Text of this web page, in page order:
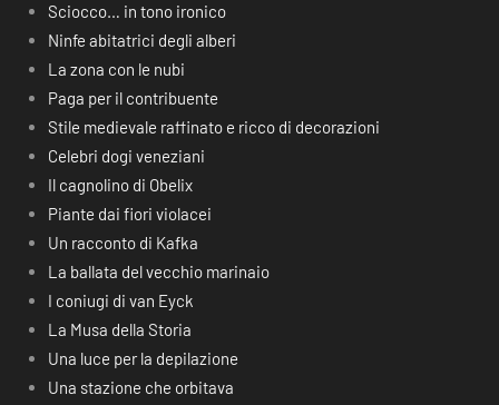
Sciocco… in tono ironico
Ninfe abitatrici degli alberi
La zona con le nubi
Paga per il contribuente
Stile medievale raffinato e ricco di decorazioni
Celebri dogi veneziani
Il cagnolino di Obelix
Piante dai fiori violacei
Un racconto di Kafka
La ballata del vecchio marinaio
I coniugi di van Eyck
La Musa della Storia
Una luce per la depilazione
Una stazione che orbitava